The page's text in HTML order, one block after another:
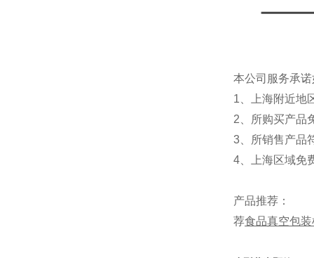
本公司服务承
1、上海附近地
2、所购买产品
3、所销售产品
4、上海区域免
产品推荐：
荐食品真空包装